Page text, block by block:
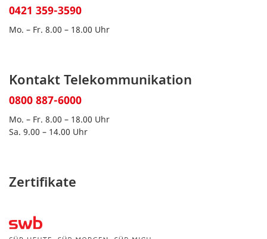
0421 359-3590
Mo. – Fr. 8.00 – 18.00 Uhr
Kontakt Telekommunikation
0800 887-6000
Mo. – Fr. 8.00 – 18.00 Uhr
Sa. 9.00 – 14.00 Uhr
Zertifikate